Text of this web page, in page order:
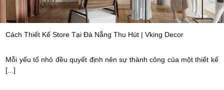
Cách Thiết Kế Store Tại Đà Nẵng Thu Hút | Vking Decor
Mỗi yếu tố nhỏ đều quyết định nên sự thành công của một thiết kế
[...]